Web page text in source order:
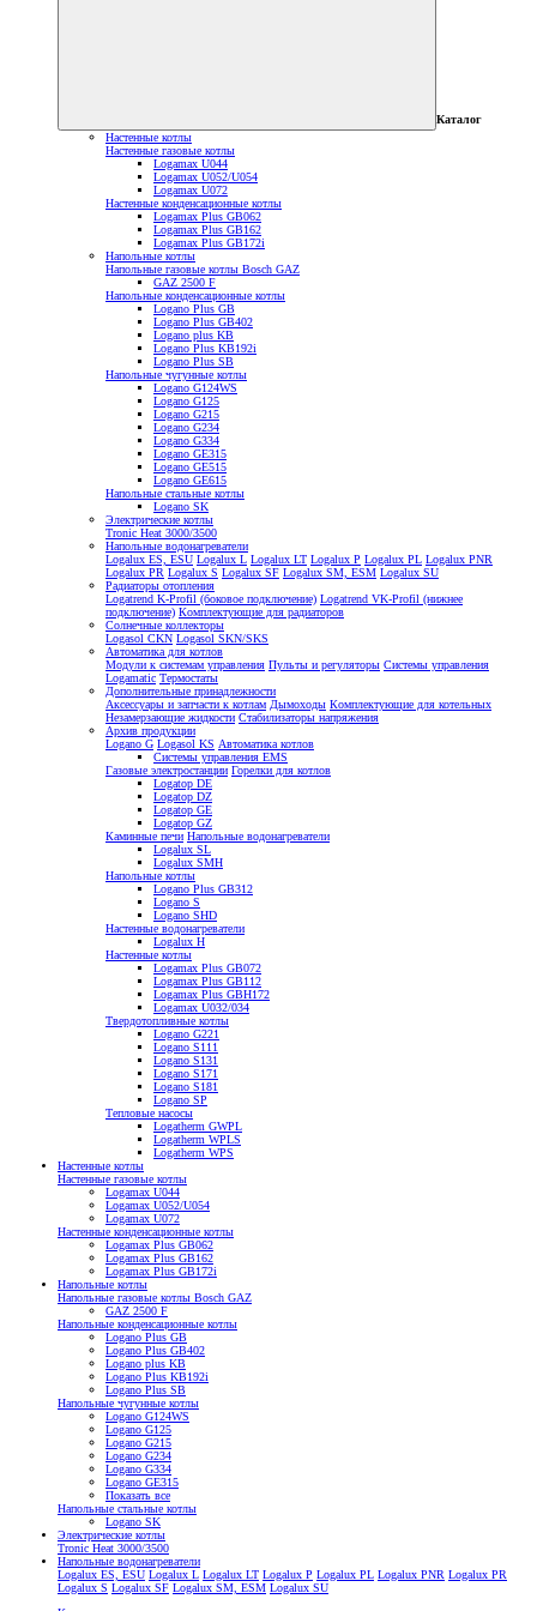
Каталог
Настенные котлы
Настенные газовые котлы
Logamax U044
Logamax U052/U054
Logamax U072
Настенные конденсационные котлы
Logamax Plus GB062
Logamax Plus GB162
Logamax Plus GB172i
Напольные котлы
Напольные газовые котлы Bosch GAZ
GAZ 2500 F
Напольные конденсационные котлы
Logano Plus GB
Logano Plus GB402
Logano plus KB
Logano Plus KB192i
Logano Plus SB
Напольные чугунные котлы
Logano G124WS
Logano G125
Logano G215
Logano G234
Logano G334
Logano GE315
Logano GE515
Logano GE615
Напольные стальные котлы
Logano SK
Электрические котлы
Tronic Heat 3000/3500
Напольные водонагреватели
Logalux ES, ESU Logalux L Logalux LT Logalux P Logalux PL Logalux PNR
Logalux PR Logalux S Logalux SF Logalux SM, ESM Logalux SU
Радиаторы отопления
Logatrend K-Profil (боковое подключение) Logatrend VK-Profil (нижнее
подключение) Комплектующие для радиаторов
Солнечные коллекторы
Logasol CKN Logasol SKN/SKS
Автоматика для котлов
Модули к системам управления Пульты и регуляторы Системы управления
Logamatic Термостаты
Дополнительные принадлежности
Аксессуары и запчасти к котлам Дымоходы Комплектующие для котельных
Незамерзающие жидкости Стабилизаторы напряжения
Архив продукции
Logano G Logasol KS Автоматика котлов
Системы управления EMS
Газовые электростанции Горелки для котлов
Logatop DE
Logatop DZ
Logatop GE
Logatop GZ
Каминные печи Напольные водонагреватели
Logalux SL
Logalux SMH
Напольные котлы
Logano Plus GB312
Logano S
Logano SHD
Настенные водонагреватели
Logalux H
Настенные котлы
Logamax Plus GB072
Logamax Plus GB112
Logamax Plus GBH172
Logamax U032/034
Твердотопливные котлы
Logano G221
Logano S111
Logano S131
Logano S171
Logano S181
Logano SP
Тепловые насосы
Logatherm GWPL
Logatherm WPLS
Logatherm WPS
Настенные котлы
Настенные газовые котлы
Logamax U044
Logamax U052/U054
Logamax U072
Настенные конденсационные котлы
Logamax Plus GB062
Logamax Plus GB162
Logamax Plus GB172i
Напольные котлы
Напольные газовые котлы Bosch GAZ
GAZ 2500 F
Напольные конденсационные котлы
Logano Plus GB
Logano Plus GB402
Logano plus KB
Logano Plus KB192i
Logano Plus SB
Напольные чугунные котлы
Logano G124WS
Logano G125
Logano G215
Logano G234
Logano G334
Logano GE315
Показать все
Напольные стальные котлы
Logano SK
Электрические котлы
Tronic Heat 3000/3500
Напольные водонагреватели
Logalux ES, ESU Logalux L Logalux LT Logalux P Logalux PL Logalux PNR Logalux PR
Logalux S Logalux SF Logalux SM, ESM Logalux SU